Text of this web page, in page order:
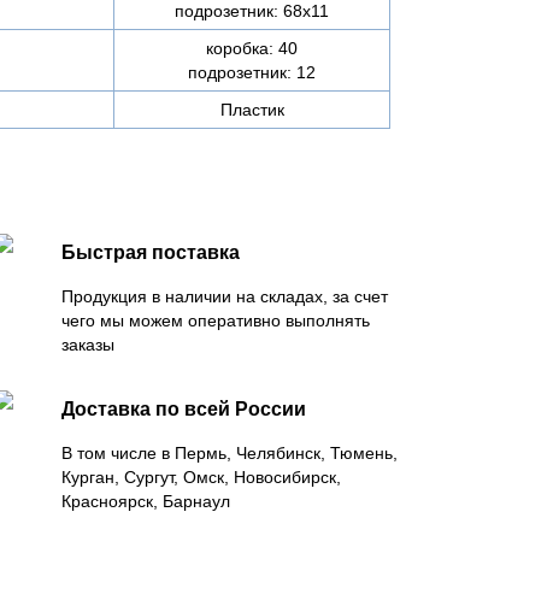
подрозетник: 68х11
коробка: 40
подрозетник: 12
Пластик
Быстрая поставка
Продукция в наличии на складах, за счет
чего мы можем оперативно выполнять
заказы
Доставка по всей России
В том числе в Пермь, Челябинск, Тюмень,
Курган, Сургут, Омск, Новосибирск,
Красноярск, Барнаул